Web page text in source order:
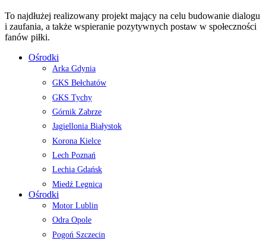
To najdłużej realizowany projekt mający na celu budowanie dialogu
i zaufania, a także wspieranie pozytywnych postaw w społeczności
fanów piłki.
Ośrodki
Arka Gdynia
GKS Bełchatów
GKS Tychy
Górnik Zabrze
Jagiellonia Białystok
Korona Kielce
Lech Poznań
Lechia Gdańsk
Miedź Legnica
Ośrodki
Motor Lublin
Odra Opole
Pogoń Szczecin